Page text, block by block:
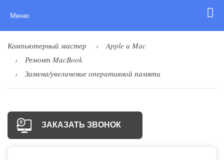
Меню
Компьютерный мастер
Apple и Mac
Ремонт MacBook
Замена/увеличение оперативной памяти
ЗАКАЗАТЬ ЗВОНОК